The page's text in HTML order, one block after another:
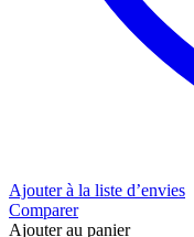
Ajouter à la liste d’envies
Comparer
Ajouter au panier